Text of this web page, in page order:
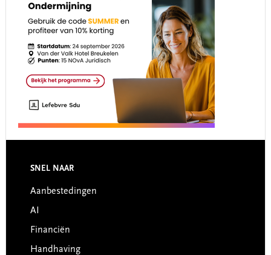
Footer
SNEL NAAR
Aanbestedingen
AI
Financiën
Handhaving